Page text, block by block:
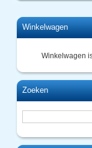
Winkelwagen
Winkelwagen
Zoeken